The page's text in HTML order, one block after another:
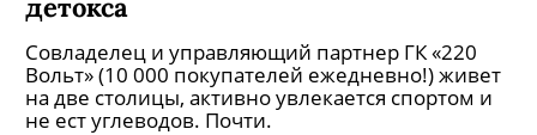
Совладелец и управляющий партнер ГК «220
Вольт» (10 000 покупателей ежедневно!) живет
на две столицы, активно увлекается спортом и
не ест углеводов. Почти.